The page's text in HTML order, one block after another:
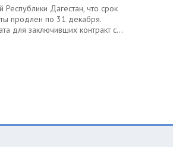
Дагестан, что срок
продлен по 31 декабря.
для заключивших контракт с...